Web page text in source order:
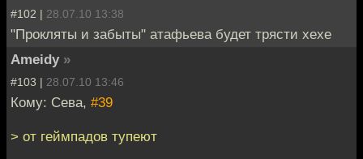
#102 | 28.07.10 13:38
"Прокляты и забыты" атафьева будет трясти хехе
Ameidy »
#103 | 28.07.10 13:46
Кому: Сева, #39
> от геймпадов тупеют